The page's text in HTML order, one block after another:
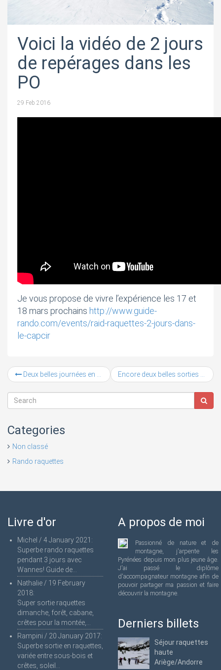
Voici la vidéo de 2 jours
de repérages dans les
PO
29 Feb 2016
Je vous propose de vivre l’expérience les 17 et
18 mars prochains http://www.guide-
rando.com/events/raid-raquettes-2-jours-dans-
le-capcir
Deux belles journées en randonnée raquettes le weekend dernier
Categories
Non classé
Rando raquettes
Livre d'or
Michel / 4 January 2021 :
Superbe rando raquettes
pendant 3 jours avec
Wannes! Guide de...
Nathalie / 19 February
2018:
Super sortie raquettes
dimanche, forêt, cabane,
crêtes pour la montée,...
Rampini / 20 January 2017:
Superbe sortie en raquettes,
variée entre sous-bois et
crêtes, soleil...
A propos de moi
Passionné de nature et de
montagne, j'arpente les
Pyrénées depuis mon plus jeune âge.
J'ai passé le diplôme
d'accompagnateur montagne afin de
pouvoir partager ma passion et faire
découvrir la montagne.
Derniers billets
Séjour raquettes
haute
Ariège/Andorre